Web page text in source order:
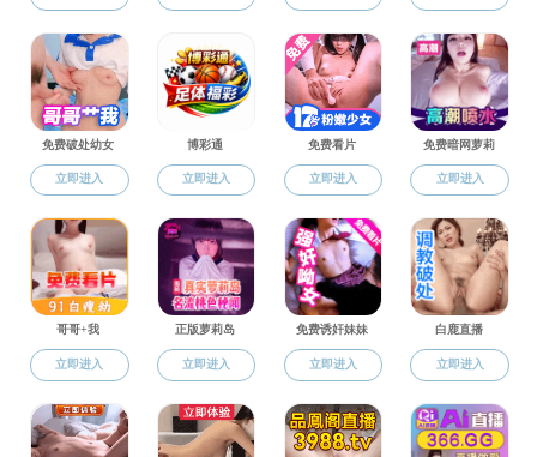
学子风采
班级风采
优秀学子
3
增强体质，锤炼意志
4
“奋进新征程，义工
5
“运动展风采，学习
6
地勘T2201班地质实
8
学习二十大精神，奋
9
培养传播文明理念，
学习民族团结精神，
成人小说